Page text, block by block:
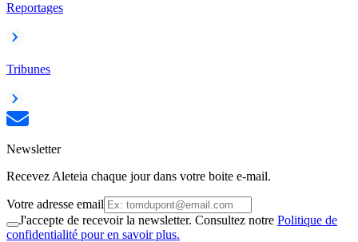
Reportages
Tribunes
Newsletter
Recevez Aleteia chaque jour dans votre boite e-mail.
Votre adresse email
J'accepte de recevoir la newsletter. Consultez notre Politique de
confidentialité pour en savoir plus.